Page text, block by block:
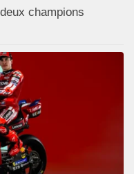
champions